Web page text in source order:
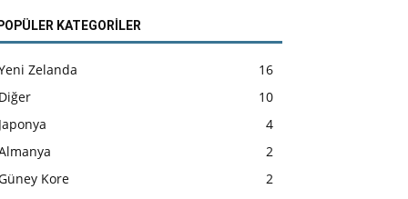
POPÜLER KATEGORİLER
Zelanda
16
Diğer
10
Japonya
4
2
Kore
2